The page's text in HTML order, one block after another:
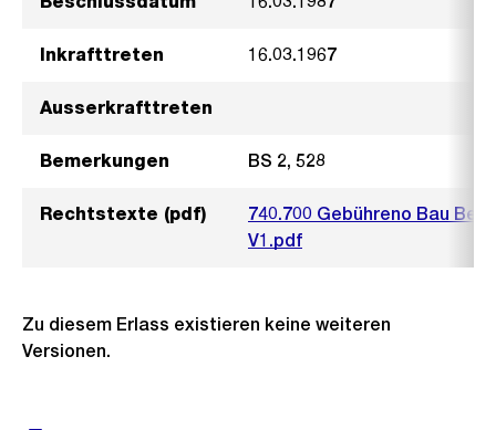
Inkrafttreten 16.03.1967
Ausserkrafttreten
Bemerkungen BS 2, 528
Rechtstexte (pdf)
740.700 Gebühreno Bau
V1.pdf
Zu diesem Erlass existieren keine weiteren
Versionen.